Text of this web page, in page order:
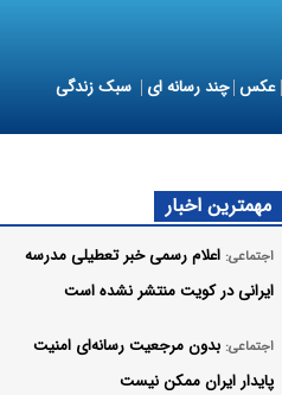
عکس چند رسانه ای سبک زندگی
مهمترین اخبار
اجتماعی: اعلام رسمی خبر تعطیلی مدرسه
ایرانی در کویت منتشر نشده است
اجتماعی: بدون مرجعیت رسانه‌ای امنیت
پایدار ایران ممکن نیست